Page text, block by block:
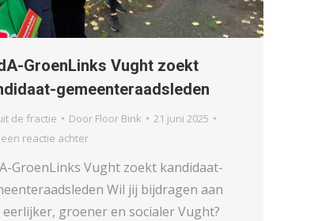
GroenLinks Vught zoekt
gemeenteraadsleden
de fractie Door Floor Bink
21 juni 2025
reactie achter
GroenLinks Vught zoekt kandidaat-
Wil jij bijdragen aan
eerlijker, groener en socialer Vught?